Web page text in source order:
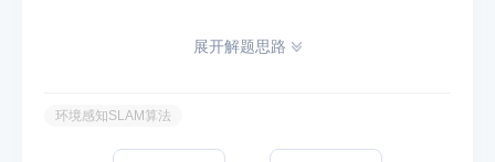
展开解题思路
环境感知SLAM算法